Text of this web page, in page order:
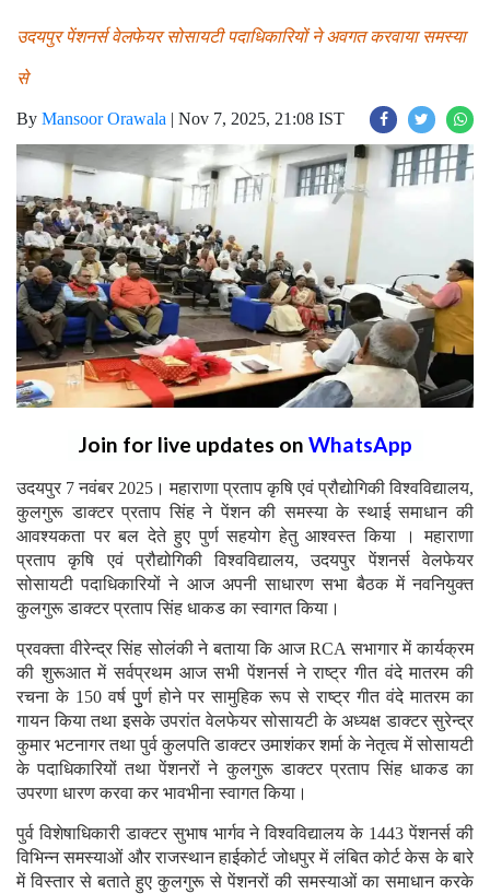
उदयपुर पेंशनर्स वेलफेयर सोसायटी पदाधिकारियों ने अवगत करवाया समस्या
से
By Mansoor Orawala | Nov 7, 2025, 21:08 IST
Join for live updates on WhatsApp
उदयपुर 7 नवंबर 2025। महाराणा प्रताप कृषि एवं प्रौद्योगिकी विश्वविद्यालय,
कुलगुरू डाक्टर प्रताप सिंह ने पेंशन की समस्या के स्थाई समाधान की
आवश्यकता पर बल देते हुए पुर्ण सहयोग हेतु आश्वस्त किया । महाराणा
प्रताप कृषि एवं प्रौद्योगिकी विश्वविद्यालय, उदयपुर पेंशनर्स वेलफेयर
सोसायटी पदाधिकारियों ने आज अपनी साधारण सभा बैठक में नवनियुक्त
कुलगुरू डाक्टर प्रताप सिंह धाकड का स्वागत किया।
प्रवक्ता वीरेन्द्र सिंह सोलंकी ने बताया कि आज RCA सभागार में कार्यक्रम
की शुरूआत में सर्वप्रथम आज सभी पेंशनर्स ने राष्ट्र गीत वंदे मातरम की
रचना के 150 वर्ष पुुर्ण होने पर सामुहिक रूप से राष्ट्र गीत वंदे मातरम का
गायन किया तथा इसके उपरांत वेलफेयर सोसायटी के अध्यक्ष डाक्टर सुरेन्द्र
कुमार भटनागर तथा पुर्व कुलपति डाक्टर उमाशंकर शर्मा के नेतृत्व में सोसायटी
के पदाधिकारियों तथा पेंशनरों ने कुलगुरू डाक्टर प्रताप सिंह धाकड का
उपरणा धारण करवा कर भावभीना स्वागत किया।
पुर्व विशेषाधिकारी डाक्टर सुभाष भार्गव ने विश्वविद्यालय के 1443 पेंशनर्स की
विभिन्न समस्याओं और राजस्थान हाईकोर्ट जोधपुर में लंबित कोर्ट केस के बारे
में विस्तार से बताते हुए कुलगुरू से पेंशनरों की समस्याओं का समाधान करके